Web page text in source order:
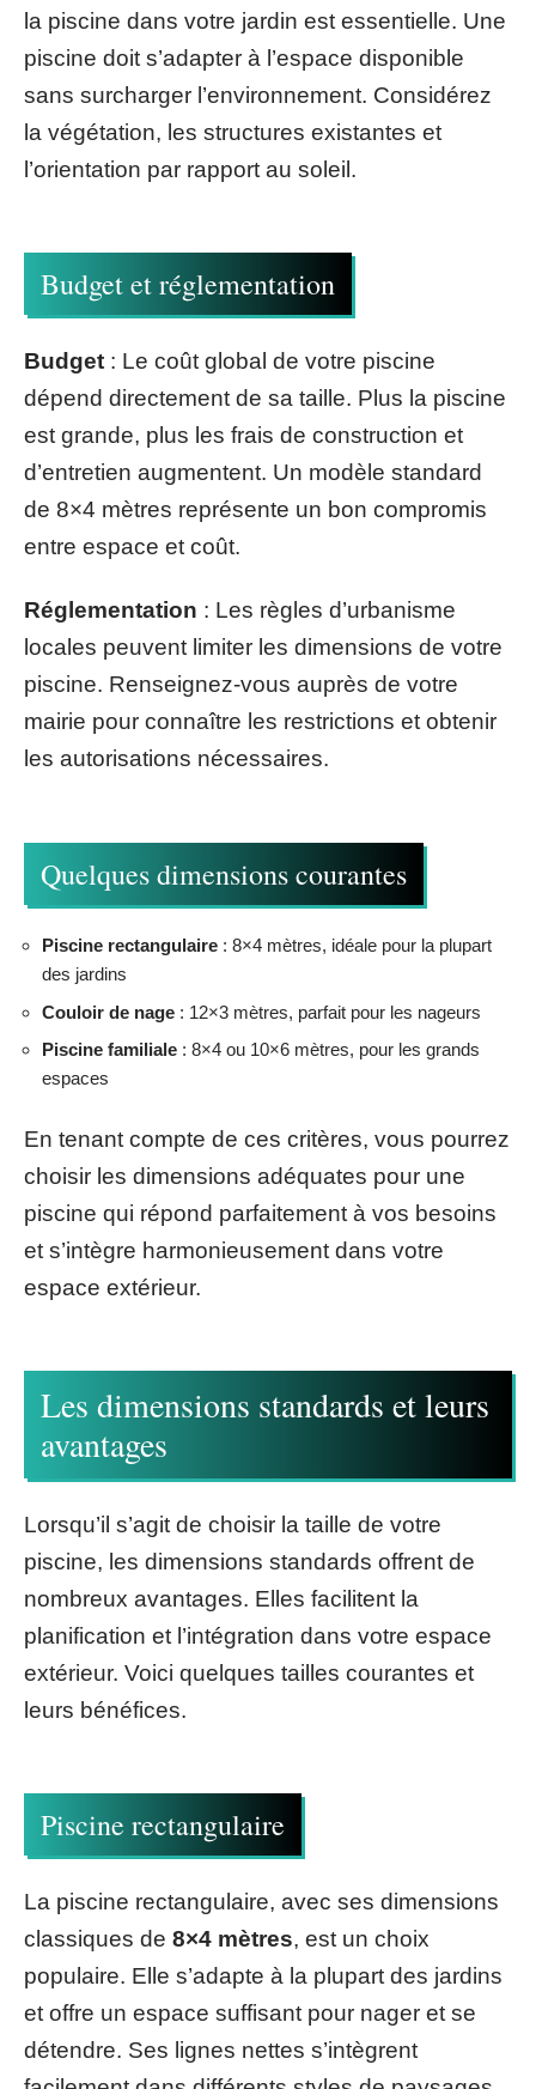
la piscine dans votre jardin est essentielle. Une
piscine doit s’adapter à l’espace disponible
sans surcharger l’environnement. Considérez
la végétation, les structures existantes et
l’orientation par rapport au soleil.
Budget et réglementation
Budget : Le coût global de votre piscine
dépend directement de sa taille. Plus la piscine
est grande, plus les frais de construction et
d’entretien augmentent. Un modèle standard
de 8×4 mètres représente un bon compromis
entre espace et coût.
Réglementation : Les règles d’urbanisme
locales peuvent limiter les dimensions de votre
piscine. Renseignez-vous auprès de votre
mairie pour connaître les restrictions et obtenir
les autorisations nécessaires.
Quelques dimensions courantes
Piscine rectangulaire : 8×4 mètres, idéale pour la plupart
des jardins
Couloir de nage : 12×3 mètres, parfait pour les nageurs
Piscine familiale : 8×4 ou 10×6 mètres, pour les grands
espaces
En tenant compte de ces critères, vous pourrez
choisir les dimensions adéquates pour une
piscine qui répond parfaitement à vos besoins
et s’intègre harmonieusement dans votre
espace extérieur.
Les dimensions standards et leurs
avantages
Lorsqu’il s’agit de choisir la taille de votre
piscine, les dimensions standards offrent de
nombreux avantages. Elles facilitent la
planification et l’intégration dans votre espace
extérieur. Voici quelques tailles courantes et
leurs bénéfices.
Piscine rectangulaire
La piscine rectangulaire, avec ses dimensions
classiques de 8×4 mètres, est un choix
populaire. Elle s’adapte à la plupart des jardins
et offre un espace suffisant pour nager et se
détendre. Ses lignes nettes s’intègrent